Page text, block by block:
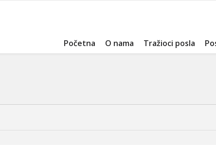
Početna O nama Tražioci posla